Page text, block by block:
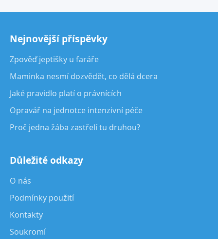
Nejnovější příspěvky
Zpověď jeptišky u faráře
Maminka nesmí dozvědět, co dělá dcera
Jaké pravidlo platí o právnících
Opravář na jednotce intenzivní péče
Proč jedna žába zastřelí tu druhou?
Důležité odkazy
O nás
Podmínky použití
Kontakty
Soukromí